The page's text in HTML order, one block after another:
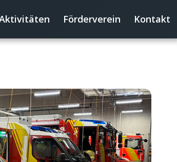
Förderverein Kontakt